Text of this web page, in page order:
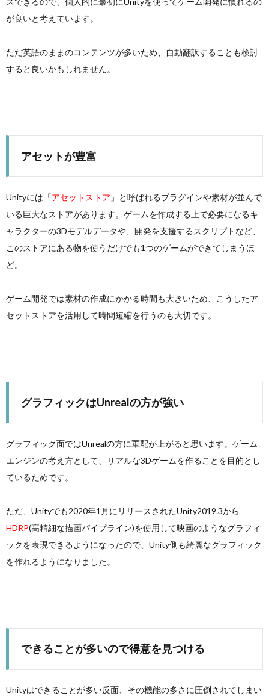
が良いと考えています。
ただ英語のままのコンテンツが多いため、自動翻訳することも検討
すると良いかもしれません。
アセットが豊富
Unityには「アセットストア 」と呼ばれるプラグインや素材が並んで
いる巨大なストアがあります。ゲームを作成する上で必要になるキ
ャラクターの3Dモデルデータや、開発を支援するスクリプトなど、
このストアにある物を使うだけでも1つのゲームができてしまうほ
ど。
ゲーム開発では素材の作成にかかる時間も大きいため、こうしたア
セットストアを活用して時間短縮を行うのも大切です。
グラフィックはUnrealの方が強い
グラフィック面ではUnrealの方に軍配が上がると思います。ゲーム
エンジンの考え方として、リアルな3Dゲームを作ることを目的とし
ているためです。
ただ、Unityでも2020年1月にリリースされたUnity2019.3から
HDRP(高精細な描画パイプライン)を使用して映画のようなグラフィ
ックを表現できるようになったので、Unity側も綺麗なグラフィック
を作れるようになりました。
できることが多いので得意を見つける
Unityはできることが多い反面、その機能の多さに圧倒されてしまい